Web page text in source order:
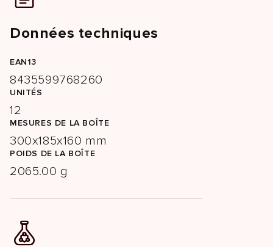
Données techniques
EAN13
8435599768260
UNITÉS
12
MESURES DE LA BOÎTE
300x185x160 mm
POIDS DE LA BOÎTE
2065.00 g